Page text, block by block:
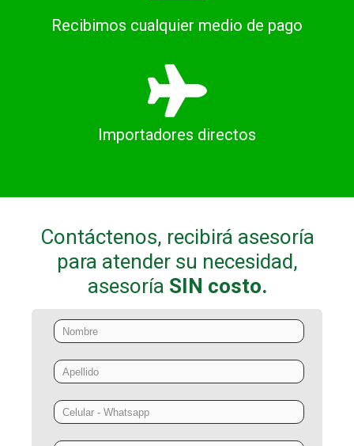
Recibimos cualquier medio de pago
Importadores directos
Contáctenos, recibirá asesoría
para atender su necesidad,
asesoría SIN costo.